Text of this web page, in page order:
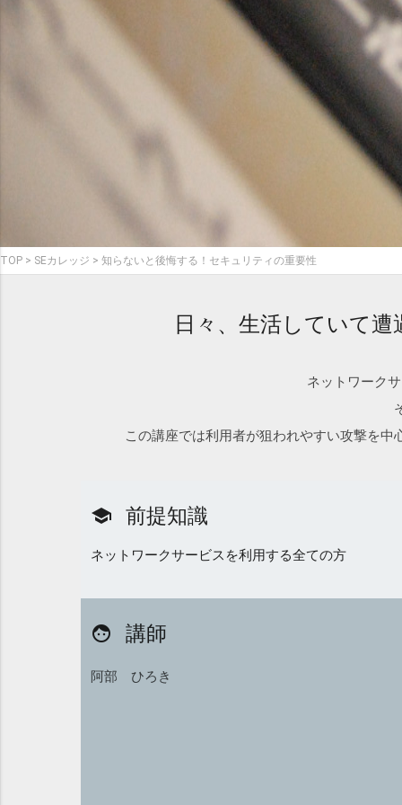
TOP SEカレッジ 知らないと後悔する！セキュリティの重要性
日々、生活していて
ネットワーク
この講座では利用者が狙われやすい攻撃を
school 前提知識
ネットワークサービスを利用する全ての方
face 講師
阿部 ひろき